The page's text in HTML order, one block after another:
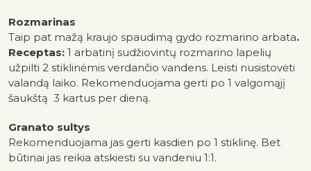
Rozmarinas
Taip pat mažą kraujo spaudimą gydo rozmarino arbata.
Receptas: 1 arbatinį sudžiovintų rozmarino lapelių
užpilti 2 stiklinėmis verdančio vandens. Leisti nusistovėti
valandą laiko. Rekomenduojama gerti po 1 valgomąjį
šaukštą 3 kartus per dieną.
Granato sultys
Rekomenduojama jas gerti kasdien po 1 stiklinę. Bet
būtinai jas reikia atskiesti su vandeniu 1:1.